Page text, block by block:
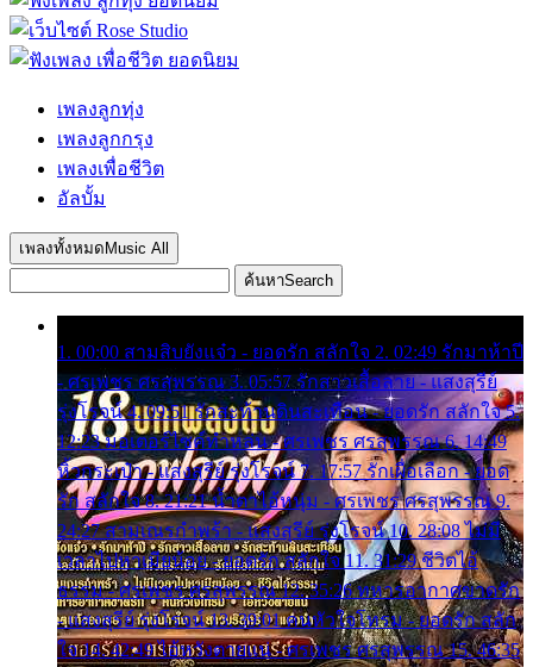
เพลงลูกทุ่ง
เพลงลูกกรุง
เพลงเพื่อชีวิต
อัลบั้ม
เพลงทั้งหมด Music All
ค้นหาSearch
1. 00:00 สามสิบยังแจ๋ว - ยอดรัก สลักใจ 2. 02:49 รักมาห้าปี
- ศรเพชร ศรสุพรรณ 3. 05:57 รักสาวเสื้อลาย - แสงสุรีย์
รุ่งโรจน์ 4. 09:51 รักสะท้านดินสะเทือน - ยอดรัก สลักใจ 5.
12:23 มอเตอร์ไซค์ทำหล่น - ศรเพชร ศรสุพรรณ 6. 14:49
หิ้วกระเป๋า - แสงสุรีย์ รุ่งโรจน์ 7. 17:57 รักเผื่อเลือก - ยอด
รัก สลักใจ 8. 21:21 น้ำตาไอ้หนุ่ม - ศรเพชร ศรสุพรรณ 9.
24:27 สามเณรกำพร้า - แสงสุรีย์ รุ่งโรจน์ 10. 28:08 ไม่มี
เวลาไปหาเมียน้อย - ยอดรัก สลักใจ 11. 31:29 ชีวิตไอ้
ธรรม - ศรเพชร ศรสุพรรณ 12. 35:26 ทหารอากาศขาดรัก
- แสงสุรีย์ รุ่งโรจน์ 13. 39:01 คนหัวใจโทรม - ยอดรัก สลัก
ใจ 14. 42:49 ไอ้หวังตายแน่ - ศรเพชร ศรสุพรรณ 15. 46:35